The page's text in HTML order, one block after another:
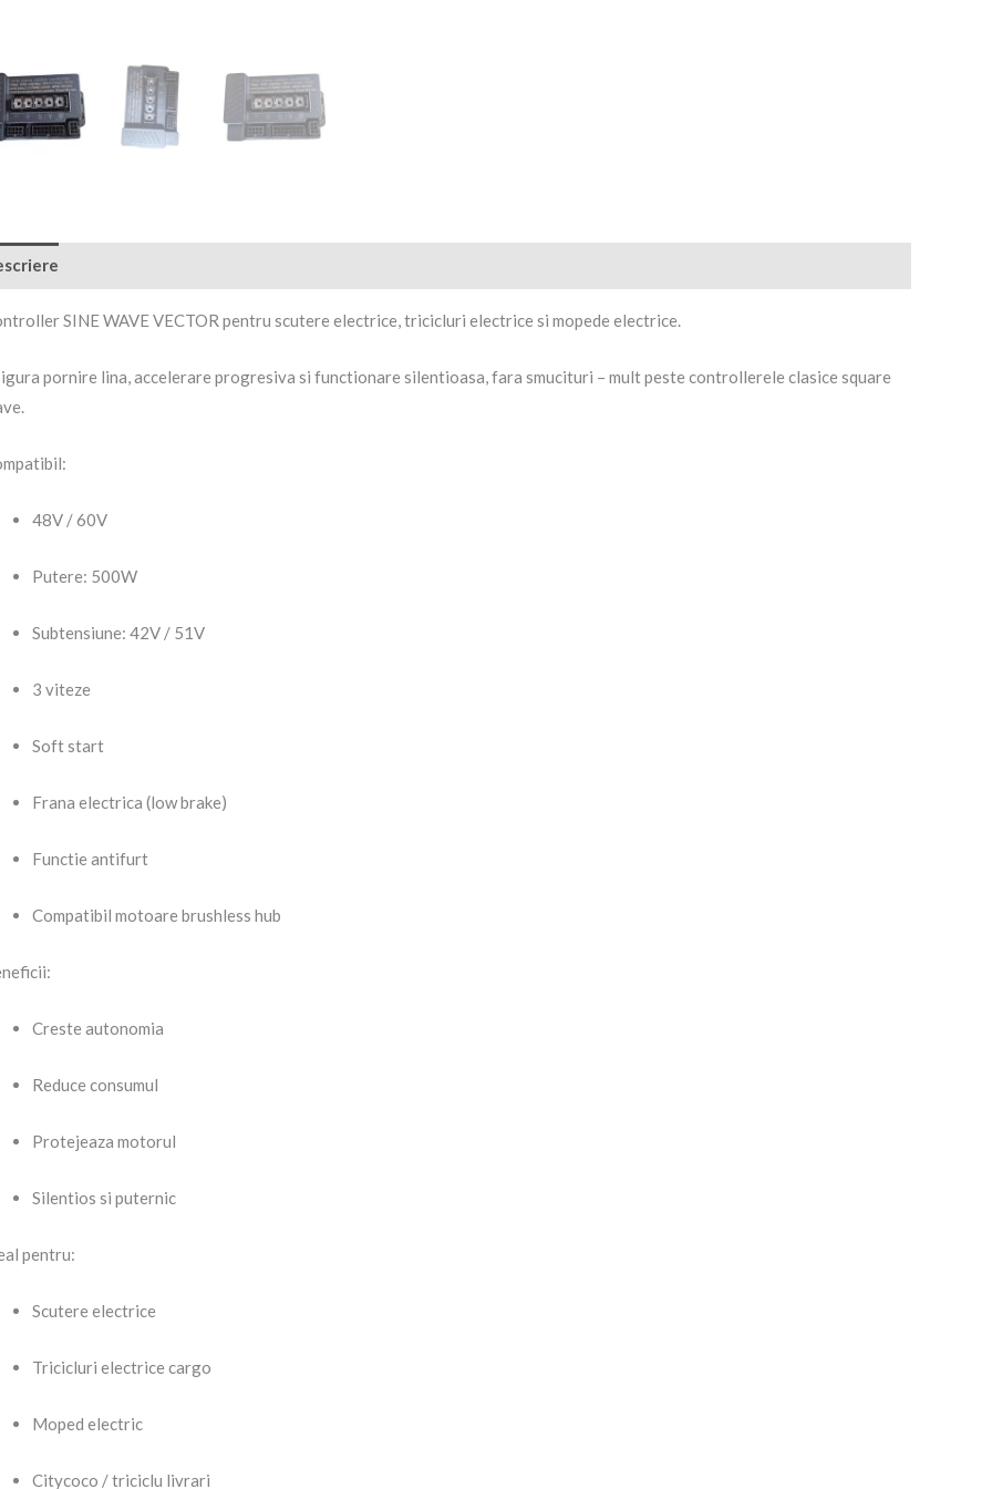
SINE WAVE VECTOR pentru scutere electrice, tricicluri electrice si mopede electrice.
pornire lina, accelerare progresiva si functionare silentioasa, fara smucituri – mult peste controllerele clasice square
48V / 60V
Putere: 500W
Subtensiune: 42V / 51V
3 viteze
Soft start
Frana electrica (low brake)
Functie antifurt
Compatibil motoare brushless hub
Creste autonomia
Reduce consumul
Protejeaza motorul
Silentios si puternic
pentru:
Scutere electrice
Tricicluri electrice cargo
Moped electric
Citycoco / triciclu livrari